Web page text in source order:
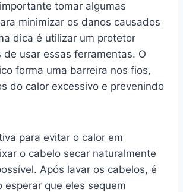
tomar algumas
minimizar os danos causados
dica é utilizar um protetor
de usar essas ferramentas. O
forma uma barreira nos fios,
do calor excessivo e prevenindo
para evitar o calor em
o cabelo secar naturalmente
Após lavar os cabelos, é
esperar que eles sequem